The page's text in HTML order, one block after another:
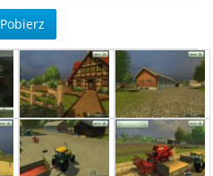
Pobierz